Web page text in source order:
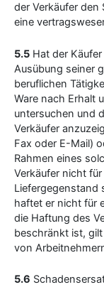
der Verkäufer
eine
5.5 Hat der
Ausübung seiner
beruflichen
Ware nach Erhalt
untersuchen und
Verkäufer
Fax oder E-Mail)
Rahmen eines
Verkäufer nicht
Liefergegenstand
haftet er nicht für
die Haftung des
beschränkt ist,
von
5.6